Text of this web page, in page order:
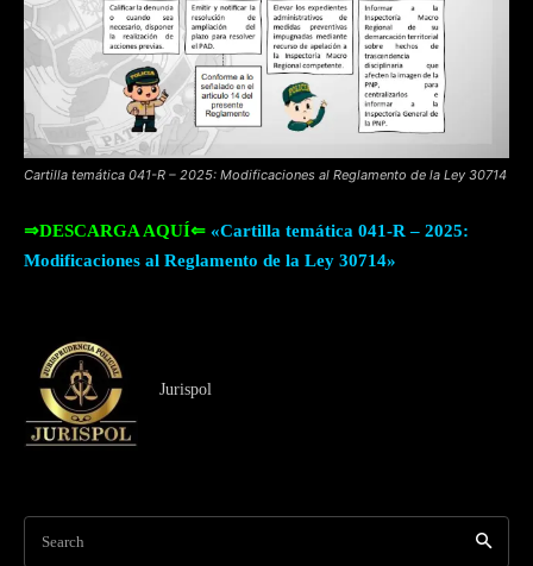
Cartilla temática 041-R – 2025: Modificaciones al Reglamento de la Ley 30714
⇒DESCARGA AQUÍ⇐ «Cartilla temática 041-R – 2025:
Modificaciones al Reglamento de la Ley 30714»
Jurispol
Search